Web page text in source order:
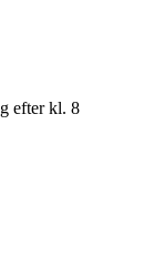
efter kl. 8